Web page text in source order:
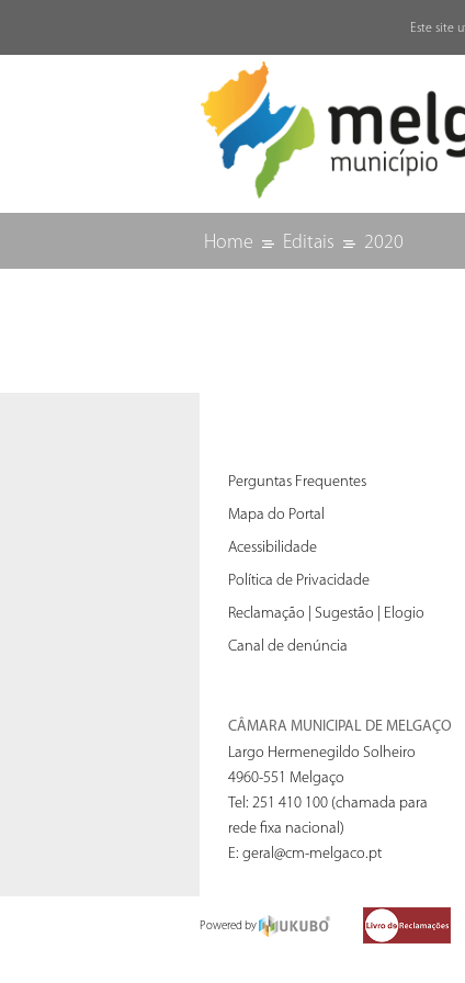
Home Editais 2020
Perguntas Frequentes
Mapa do Portal
Acessibilidade
Política de Privacidade
Reclamação | Sugestão | Elogio
Canal de denúncia
CÂMARA MUNICIPAL DE MELGAÇO
Largo Hermenegildo Solheiro
4960-551 Melgaço
Tel: 251 410 100 (chamada para
rede fixa nacional)
E:geral@cm-melgaco.pt
Powered by
Este site